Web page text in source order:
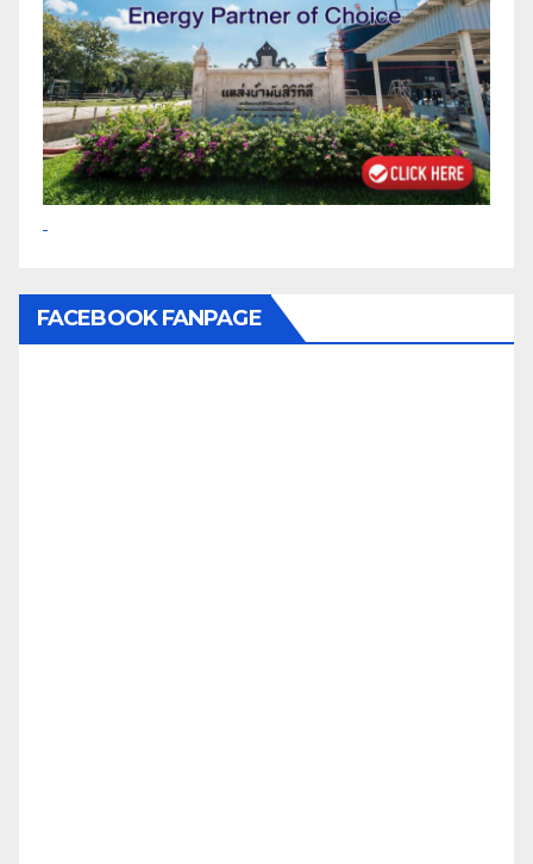
FACEBOOK FANPAGE